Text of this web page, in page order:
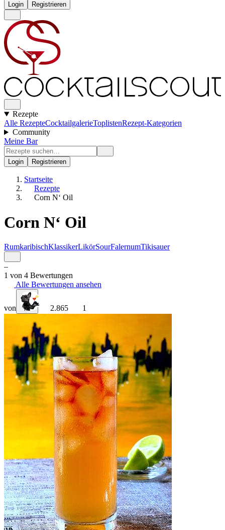
Login Registrieren
Rezepte
Alle RezepteCocktailgalerieToplistenRezept-Kategorien
Community
Meine Bar
Login Registrieren
Startseite
Rezepte
Corn N‘ Oil
Corn N‘ Oil
RumkaribischKlassikerLikörSourFalernumTikisauer
–
1 von 4 Bewertungen
Alle Bewertungen ansehen
von rrr 2.865 1